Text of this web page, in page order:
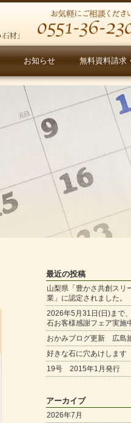
お知らせ 無料資料請求
最近の投稿
山梨県「豊かさ共創スリ
業」に認定されました。
2026年5月31日(日)まで
石お客様感謝フェア実施
おかみブログ更新 広島
好きな石に穴あけします
19号 2015年1月発行
アーカイブ
2026年7月